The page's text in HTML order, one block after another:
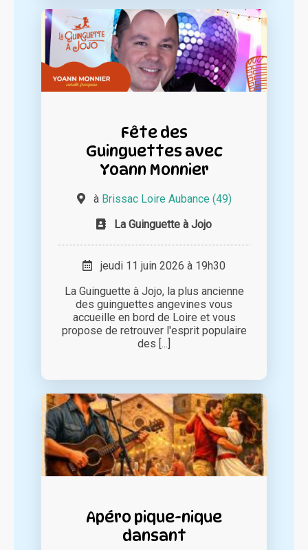
Fête des
Guinguettes avec
Yoann Monnier
à Brissac Loire Aubance (49)
La Guinguette à Jojo
jeudi 11 juin 2026 à 19h30
La Guinguette à Jojo, la plus ancienne
des guinguettes angevines vous
accueille en bord de Loire et vous
propose de retrouver l'esprit populaire
des [...]
Apéro pique-nique
dansant